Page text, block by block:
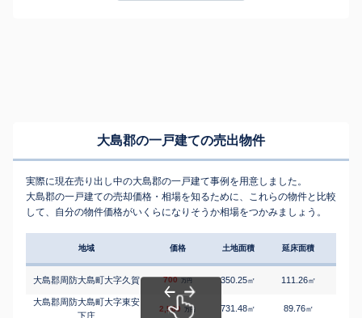
大島郡の一戸建ての売出物件
実際に現在売り出し中の大島郡の一戸建て事例を用意しました。
大島郡の一戸建ての売却価格・相場を知るために、これらの物件と比較
して、自分の物件価格がいくらになりそうか相場をつかみましょう。
地域 価格 土地面積 延床面積
大島郡周防大島町大字久賀 700 万円 350.25㎡ 111.26㎡
大島郡周防大島町大字東安
下庄
2,560 万円 731.48㎡ 89.76㎡